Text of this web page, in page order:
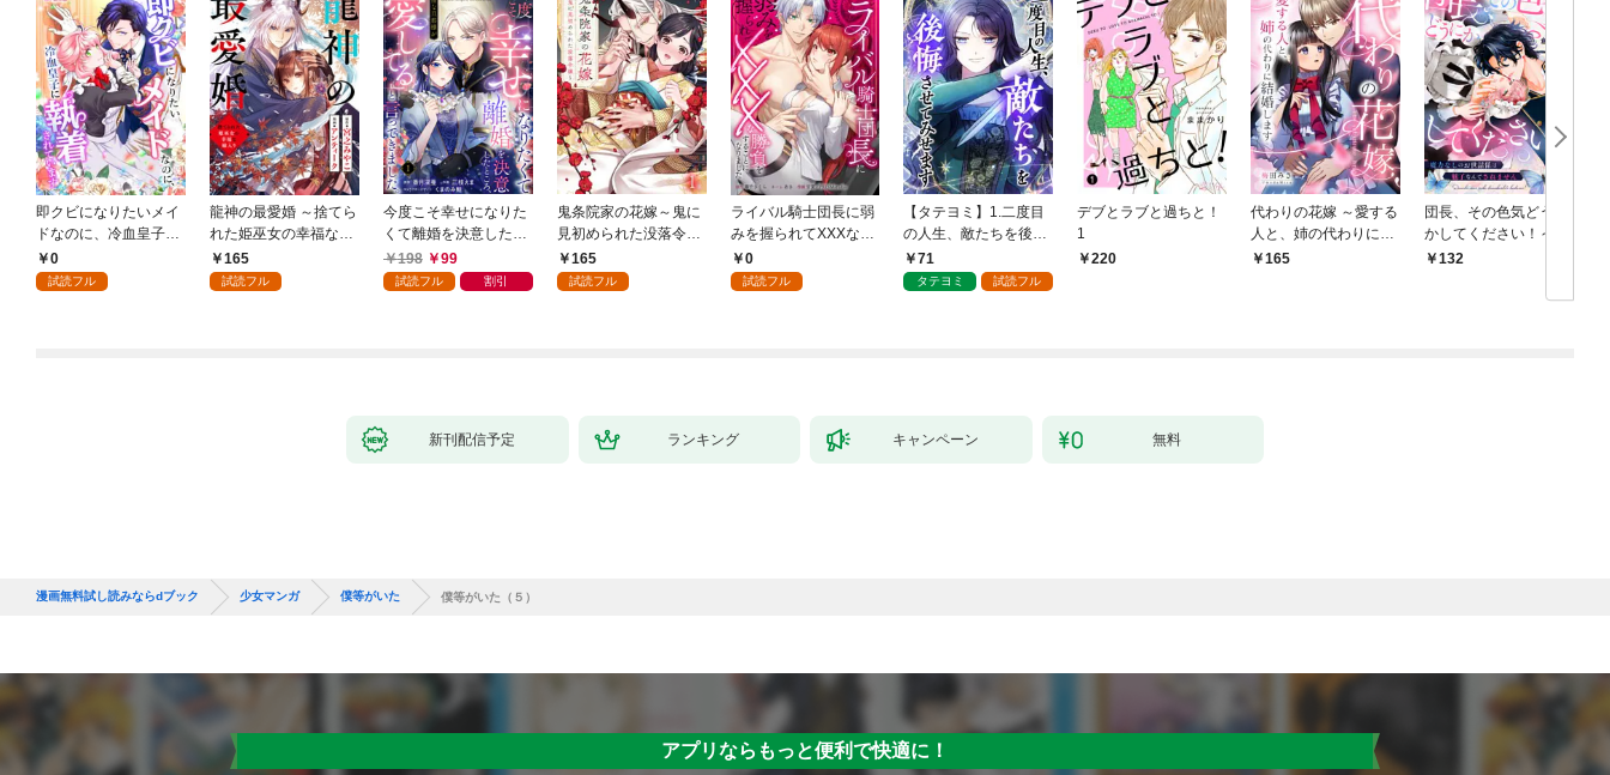
即クビになりたいメイ
ドなのに、冷血皇子に
執着されています第1
話
0
試読フル
龍神の最愛婚 ～捨てら
れた姫巫女の幸福な嫁
入り～: 1
165
試読フル
今度こそ幸せになりた
くて離婚を決意したと
ころ、無表情な旦那様
が「愛してる」と言っ
198 99
試読フル 割引
鬼条院家の花嫁～鬼に
見初められた没落令嬢
～１165
試読フル
ライバル騎士団長に弱
みを握られてXXXな勝
負をすることになりま
した第1話
0
試読フル
【タテヨミ】1.二度目
の人生、敵たちを後悔
させてみせます
71
タテヨミ 試読フル
デブとラブと過ちと！
1
220
代わりの花嫁 ～愛する
人と、姉の代わりに結
婚します～ 1
165
団長、その色気どうに
かしてください！～魔
力なしのお世話係は魅
132
新刊配信予定 ランキング キャンペーン 無料
漫画無料試し読みならdブック 少女マンガ 僕等がいた 僕等がいた（５）
アプリならもっと便利で快適に！